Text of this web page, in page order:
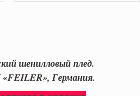
шенилловый плед.
Германия.